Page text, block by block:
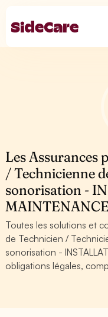
Les Assurances
/ Technicienne
sonorisation -
MAINTENANCE
Toutes les solutions et
de Technicien /
sonorisation -
obligations légales,